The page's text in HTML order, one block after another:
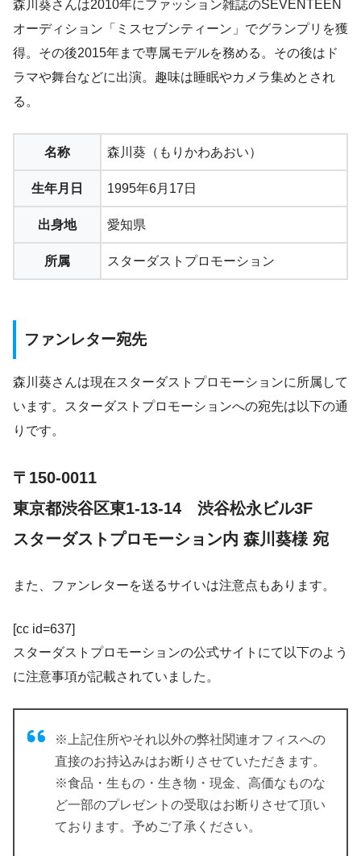
森川葵さんは2010年にファッション雑誌のSEVENTEEN
オーディション「ミスセブンティーン」でグランプリを獲
得。その後2015年まで専属モデルを務める。その後はド
ラマや舞台などに出演。趣味は睡眠やカメラ集めとされ
る。
名称 森川葵（もりかわあおい）
生年月日 1995年6月17日
出身地 愛知県
所属 スターダストプロモーション
ファンレター宛先
森川葵さんは現在スターダストプロモーションに所属して
います。スターダストプロモーションへの宛先は以下の通
りです。
〒150-0011
東京都渋谷区東1-13-14 渋谷松永ビル3F
スターダストプロモーション内 森川葵様 宛
また、ファンレターを送るサイいは注意点もあります。
[cc id=637]
スターダストプロモーションの公式サイトにて以下のよう
に注意事項が記載されていました。
※上記住所やそれ以外の弊社関連オフィスへの
直接のお持込みはお断りさせていただきます。
※食品・生もの・生き物・現金、高価なものな
ど一部のプレゼントの受取はお断りさせて頂い
ております。予めご了承ください。